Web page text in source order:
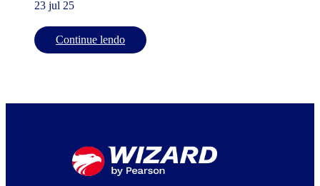
23 jul 25
Continue lendo